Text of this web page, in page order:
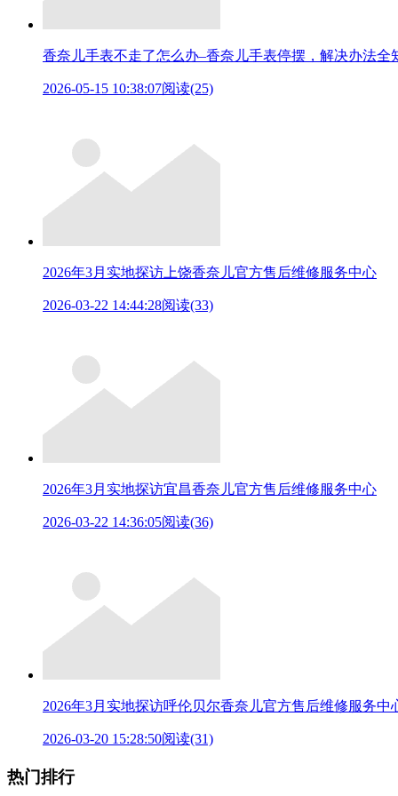
香奈儿手表不走了怎么办–香奈儿手表停摆，解决办法全
2026-05-15 10:38:07阅读(25)
2026年3月实地探访上饶香奈儿官方售后维修服务中心
2026-03-22 14:44:28阅读(33)
2026年3月实地探访宜昌香奈儿官方售后维修服务中心
2026-03-22 14:36:05阅读(36)
2026年3月实地探访呼伦贝尔香奈儿官方售后维修服务中
2026-03-20 15:28:50阅读(31)
热门排行